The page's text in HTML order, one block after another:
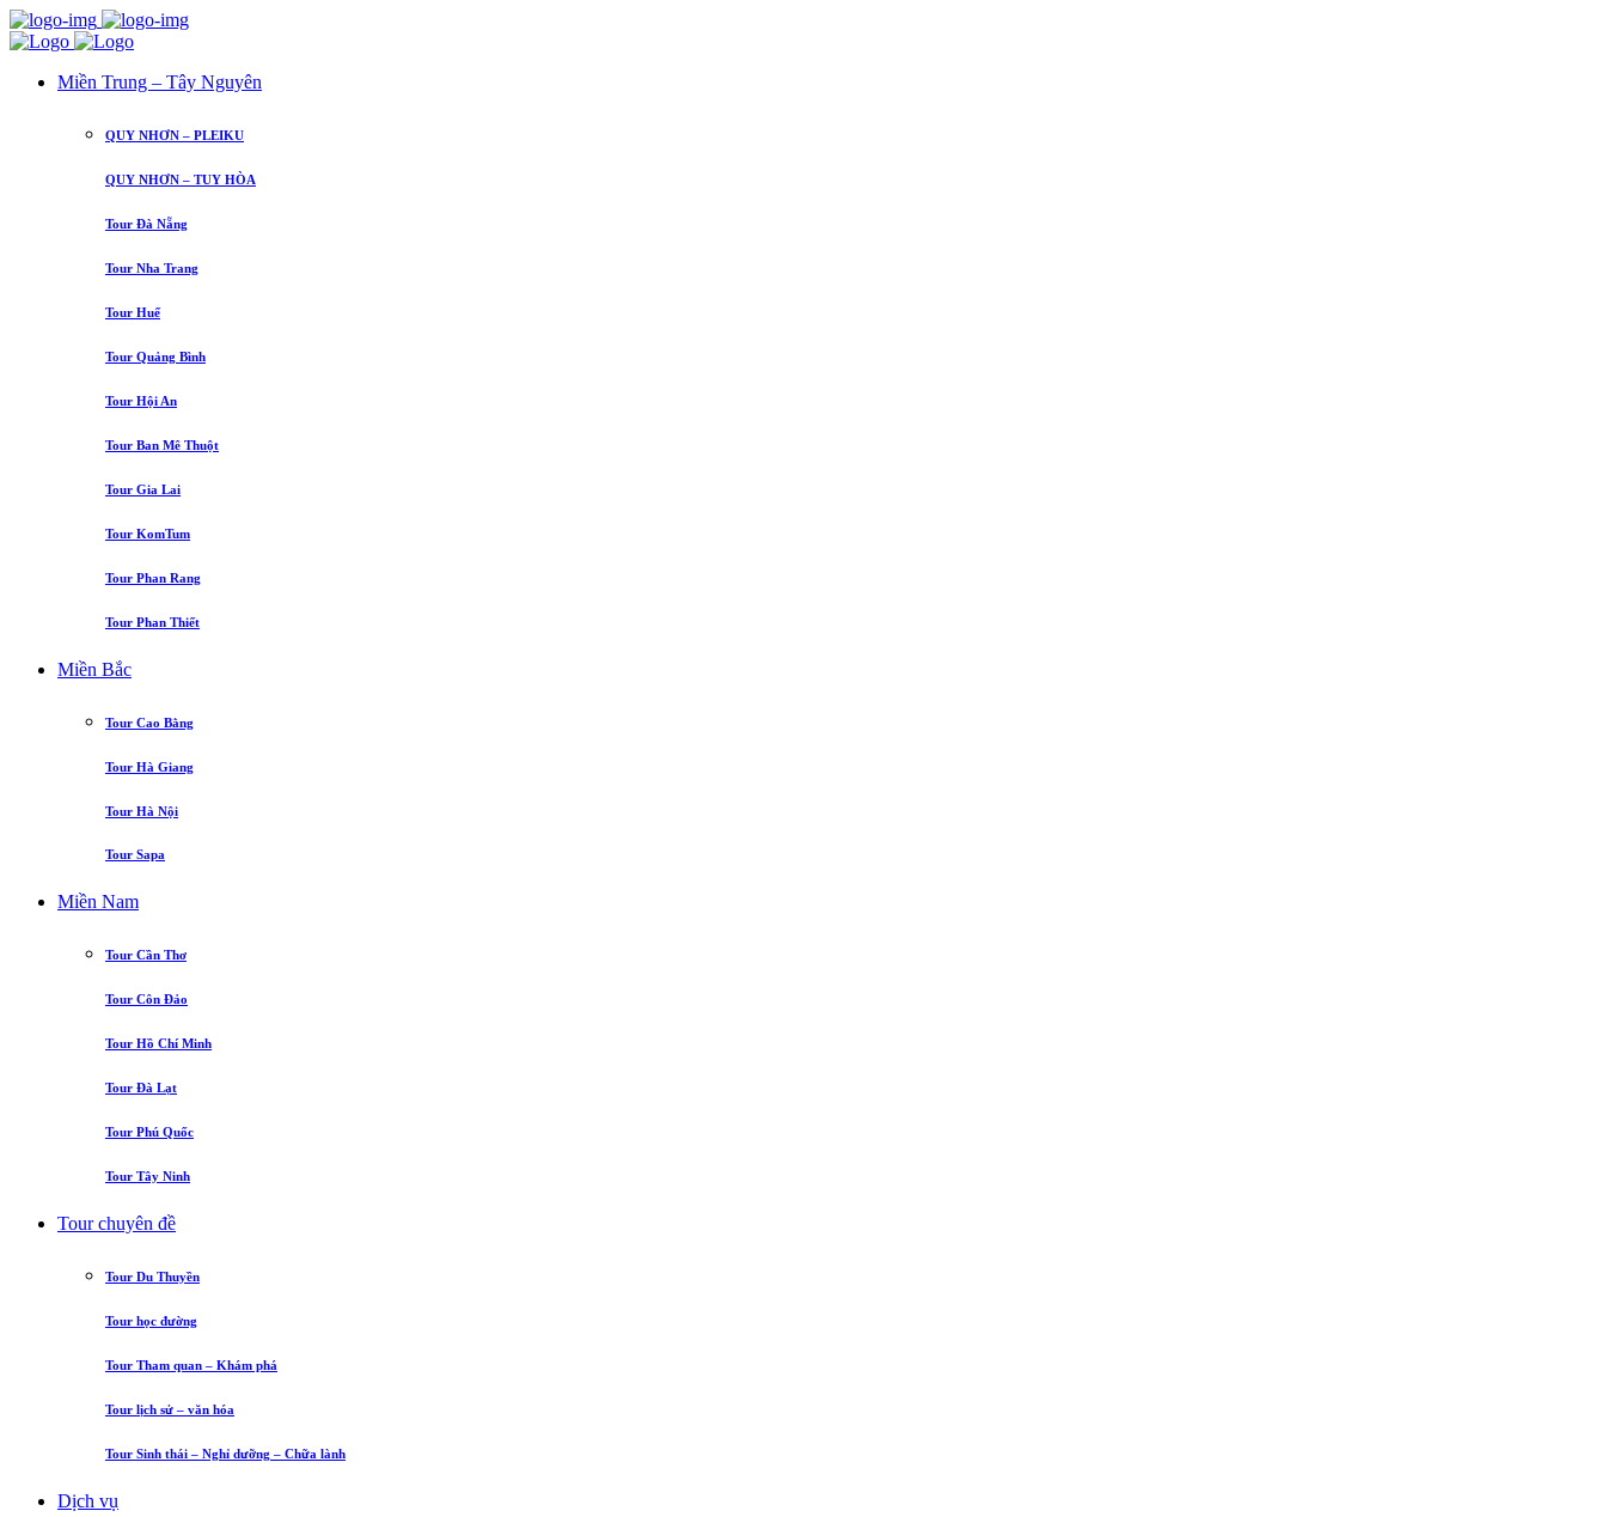
Miền Trung – Tây Nguyên
QUY NHƠN – PLEIKU
QUY NHƠN – TUY HÒA
Tour Đà Nẵng
Tour Nha Trang
Tour Huế
Tour Quảng Bình
Tour Hội An
Tour Ban Mê Thuột
Tour Gia Lai
Tour KomTum
Tour Phan Rang
Tour Phan Thiết
Miền Bắc
Tour Cao Bằng
Tour Hà Giang
Tour Hà Nội
Tour Sapa
Miền Nam
Tour Cần Thơ
Tour Côn Đảo
Tour Hồ Chí Minh
Tour Đà Lạt
Tour Phú Quốc
Tour Tây Ninh
Tour chuyên đề
Tour Du Thuyền
Tour học đường
Tour Tham quan – Khám phá
Tour lịch sử – văn hóa
Tour Sinh thái – Nghỉ dưỡng – Chữa lành
Dịch vụ